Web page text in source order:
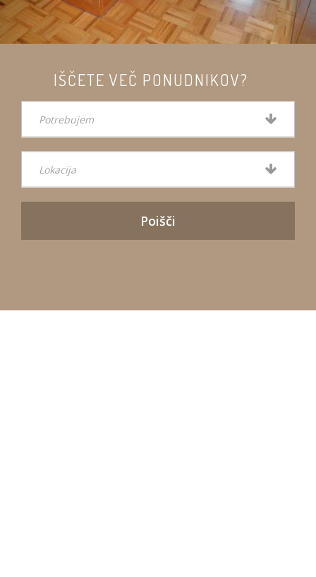
IŠČETE VEČ PONUDNIKOV?
Potrebujem
Lokacija
Poišči